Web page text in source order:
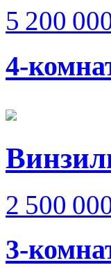
5 200
4-
2 500
3-